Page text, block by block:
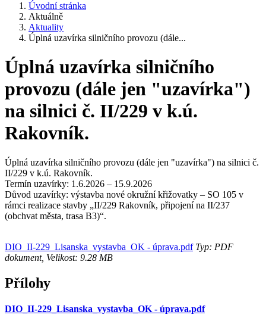
Úvodní stránka
Aktuálně
Aktuality
Úplná uzavírka silničního provozu (dále...
Úplná uzavírka silničního
provozu (dále jen "uzavírka")
na silnici č. II/229 v k.ú.
Rakovník.
Úplná uzavírka silničního provozu (dále jen "uzavírka") na silnici č.
II/229 v k.ú. Rakovník.
Termín uzavírky: 1.6.2026 – 15.9.2026
Důvod uzavírky: výstavba nové okružní křižovatky – SO 105 v
rámci realizace stavby „II/229 Rakovník, připojení na II/237
(obchvat města, trasa B3)“.
DIO_II-229_Lisanska_vystavba_OK - úprava.pdfTyp: PDF
dokument, Velikost: 9.28 MB
Přílohy
DIO_II-229_Lisanska_vystavba_OK - úprava.pdf